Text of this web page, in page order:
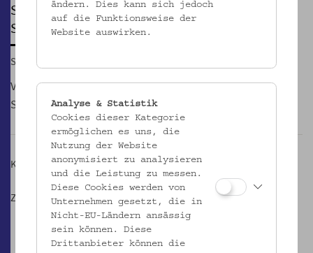
SONNTAGSFÜHRUNG
Schulgespräche. Junge MuslimInnen in Wien
So, 22.12.2019, 15:00
VermittlerInnen des Museums führen durch die aktuellen
Sonderausstellungen.
Kosten: Eintritt + € 4,- Führungstarif
Zu den Sonntagsführungen auf einen Blick
ändern. Dies kann sich jedoch
auf die Funktionsweise der
Website auswirken.
Analyse & Statistik
Cookies dieser Kategorie
ermöglichen es uns, die
Nutzung der Website
anonymisiert zu analysieren
und die Leistung zu messen.
Diese Cookies werden von
Unternehmen gesetzt, die in
Nicht-EU-Ländern ansässig
sein können. Diese
Drittanbieter können die